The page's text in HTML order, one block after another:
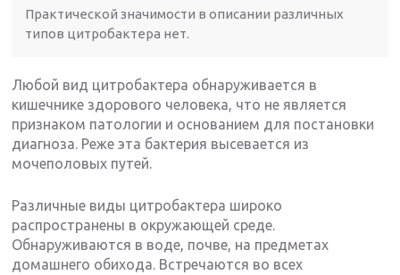
Практической значимости в описании различных
типов цитробактера нет.
Любой вид цитробактера обнаруживается в
кишечнике здорового человека, что не является
признаком патологии и основанием для постановки
диагноза. Реже эта бактерия высевается из
мочеполовых путей.
Различные виды цитробактера широко
распространены в окружающей среде.
Обнаруживаются в воде, почве, на предметах
домашнего обихода. Встречаются во всех